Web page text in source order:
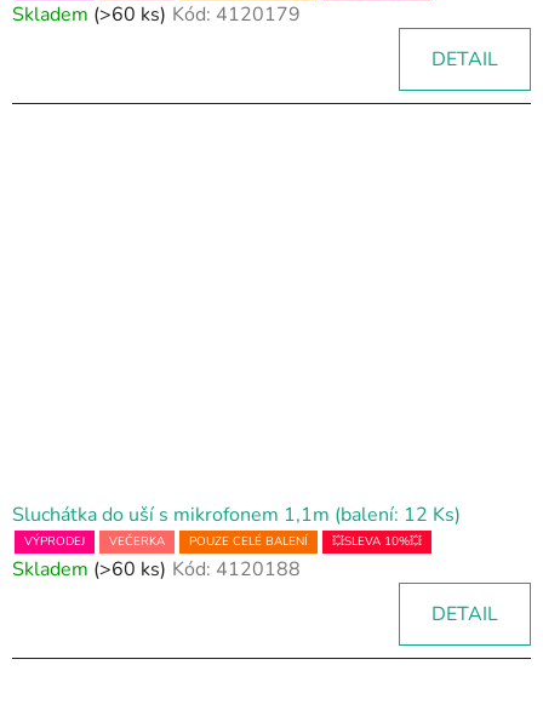
Skladem (>60 ks) Kód: 4120179
DETAIL
Sluchátka do uší s mikrofonem 1,1m (balení: 12 Ks)
VÝPRODEJ VEČERKA POUZE CELÉ BALENÍ 💥SLEVA 10%💥
Skladem (>60 ks) Kód: 4120188
DETAIL